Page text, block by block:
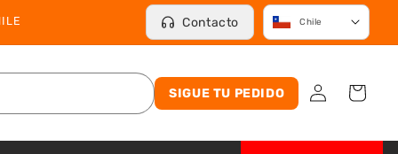
Contacto Chile
SIGUE TU PEDIDO
Iniciar
sesión
Carrito